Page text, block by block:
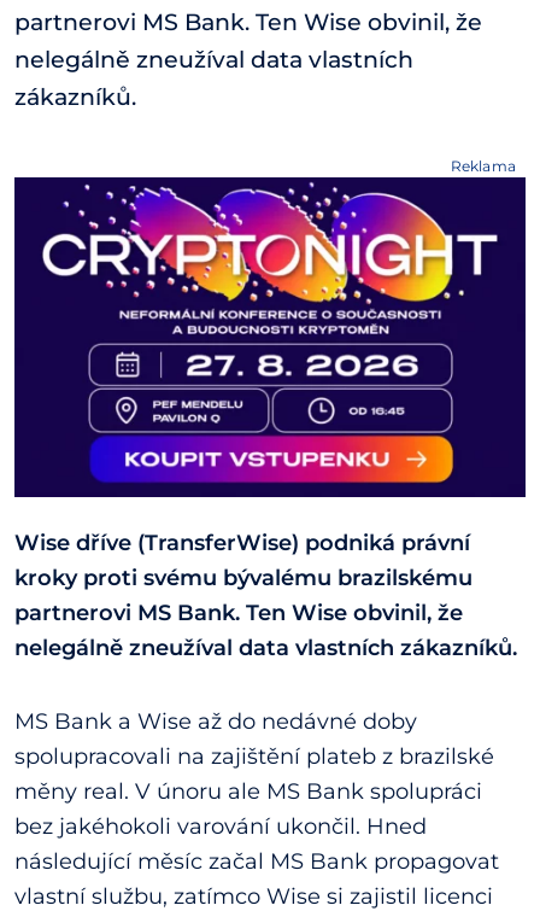
partnerovi MS Bank. Ten Wise obvinil, že
nelegálně zneužíval data vlastních
zákazníků.
Reklama
Wise dříve (TransferWise) podniká právní
kroky proti svému bývalému brazilskému
partnerovi MS Bank. Ten Wise obvinil, že
nelegálně zneužíval data vlastních zákazníků.
MS Bank a Wise až do nedávné doby
spolupracovali na zajištění plateb z brazilské
měny real. V únoru ale MS Bank spolupráci
bez jakéhokoli varování ukončil. Hned
následující měsíc začal MS Bank propagovat
vlastní službu, zatímco Wise si zajistil licenci